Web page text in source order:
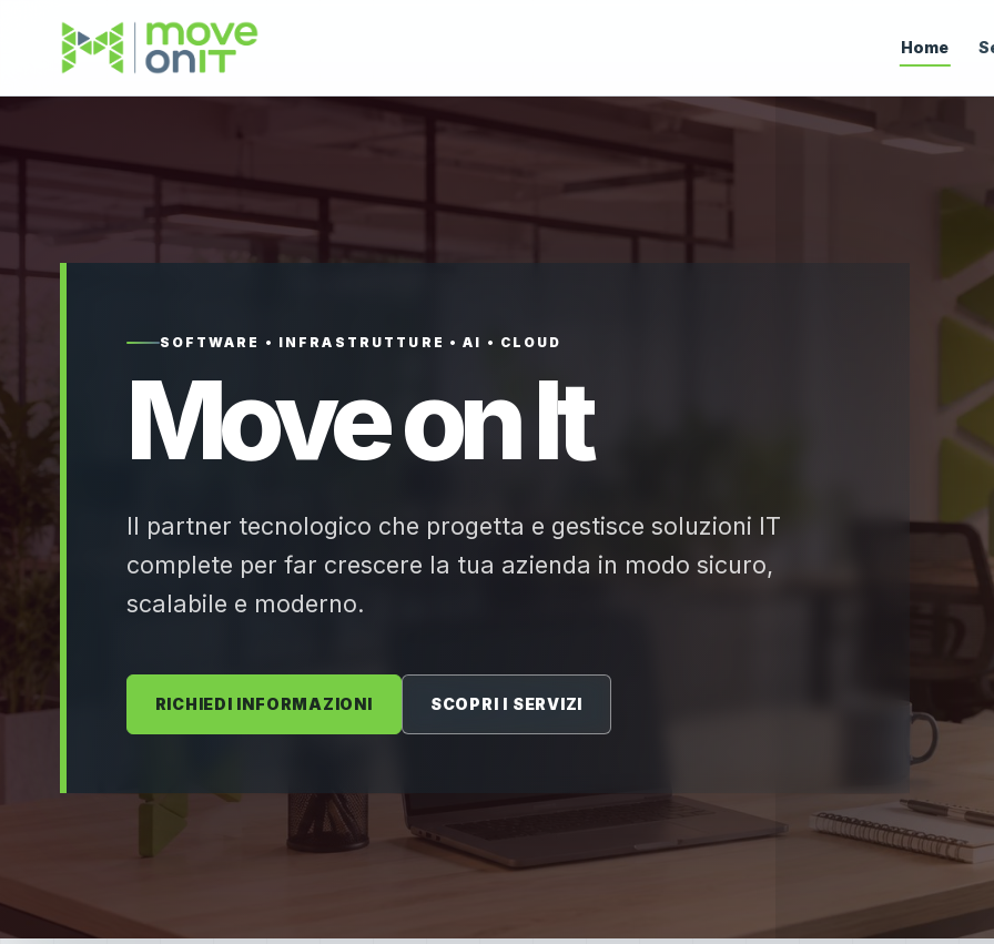
Home
SOFTWARE • INFRASTRUTTURE • AI • CLOUD
Move on It
Il partner tecnologico che progetta e gestisce soluzioni IT
complete per far crescere la tua azienda in modo sicuro,
scalabile e moderno.
RICHIEDI INFORMAZIONI SCOPRI I SERVIZI